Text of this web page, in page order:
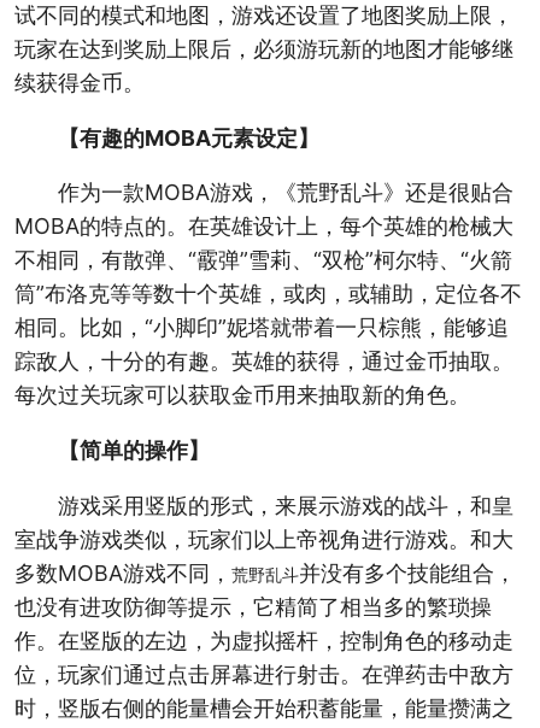
试不同的模式和地图，游戏还设置了地图奖励上限，
玩家在达到奖励上限后，必须游玩新的地图才能够继
续获得金币。
【有趣的MOBA元素设定】
作为一款MOBA游戏，《荒野乱斗》还是很贴合
MOBA的特点的。在英雄设计上，每个英雄的枪械大
不相同，有散弹、“霰弹”雪莉、“双枪”柯尔特、“火箭
筒”布洛克等等数十个英雄，或肉，或辅助，定位各不
相同。比如，“小脚印”妮塔就带着一只棕熊，能够追
踪敌人，十分的有趣。英雄的获得，通过金币抽取。
每次过关玩家可以获取金币用来抽取新的角色。
【简单的操作】
游戏采用竖版的形式，来展示游戏的战斗，和皇
室战争游戏类似，玩家们以上帝视角进行游戏。和大
多数MOBA游戏不同， 荒野乱斗并没有多个技能组合，
也没有进攻防御等提示，它精简了相当多的繁琐操
作。在竖版的左边，为虚拟摇杆，控制角色的移动走
位，玩家们通过点击屏幕进行射击。在弹药击中敌方
时，竖版右侧的能量槽会开始积蓄能量，能量攒满之